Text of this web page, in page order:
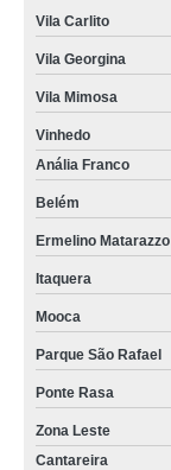
Vila Carlito
Vila Georgina
Vila Mimosa
Vinhedo
Anália Franco
Belém
Ermelino Matarazzo
Itaquera
Mooca
Parque São Rafael
Ponte Rasa
Zona Leste
Cantareira